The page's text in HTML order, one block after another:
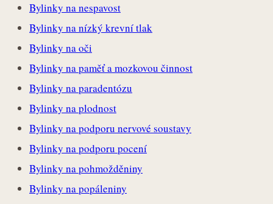
Bylinky na nespavost
Bylinky na nízký krevní tlak
Bylinky na oči
Bylinky na paměť a mozkovou činnost
Bylinky na paradentózu
Bylinky na plodnost
Bylinky na podporu nervové soustavy
Bylinky na podporu pocení
Bylinky na pohmožděniny
Bylinky na popáleniny